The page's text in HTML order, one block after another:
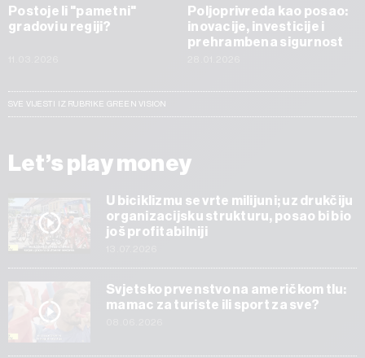
Postoje li "pametni"
gradovi u regiji?
Poljoprivreda kao posao:
inovacije, investicije i
prehrambena sigurnost
SVE VIJESTI IZ RUBRIKE GREEN VISION
Let’s play money
U biciklizmu se vrte milijuni; uz drukčiju
organizacijsku strukturu, posao bi bio
još profitabilniji
Svjetsko prvenstvo na američkom tlu:
mamac za turiste ili sport za sve?